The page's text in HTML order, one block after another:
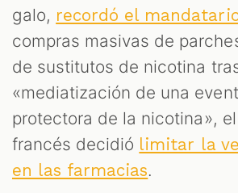
galo, recordó el
compras masivas de
de sustitutos de nicotina
«mediatización de una
protectora de la nicotina»,
francés decidió limitar la
en las farmacias.